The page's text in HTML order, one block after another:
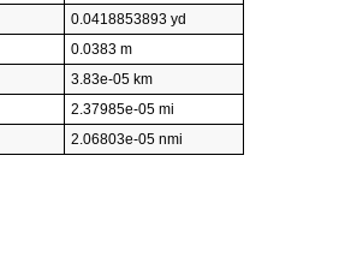
0.0418853893 yd
0.0383 m
3.83e-05 km
2.37985e-05 mi
2.06803e-05 nmi